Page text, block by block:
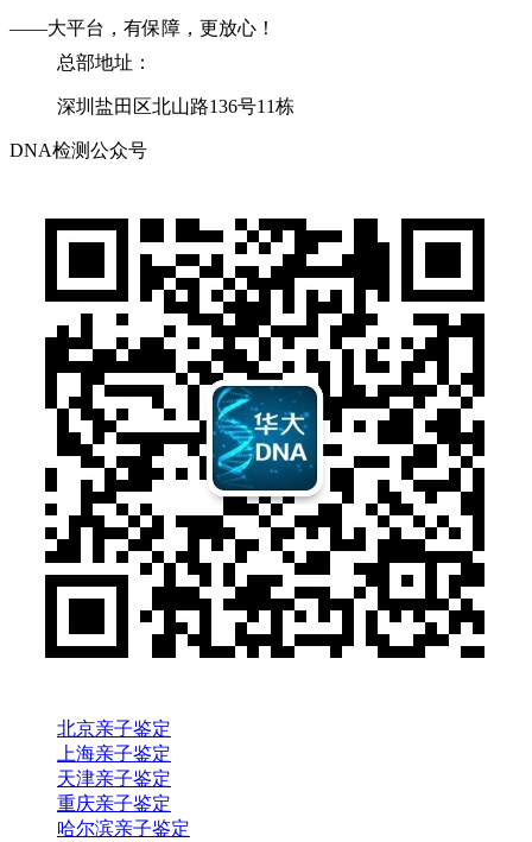
——大平台，有保障，更放心！
总部地址：
深圳盐田区北山路136号11栋
DNA检测公众号
北京亲子鉴定
上海亲子鉴定
天津亲子鉴定
重庆亲子鉴定
哈尔滨亲子鉴定